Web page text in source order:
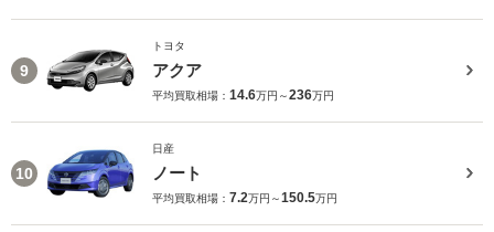
9
トヨタ
アクア
平均買取相場： 14.6万円～236万円
10
日産
ノート
平均買取相場： 7.2万円～150.5万円